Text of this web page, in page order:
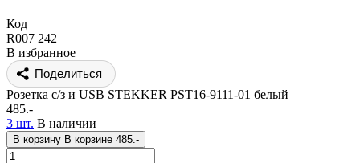
Код
R007 242
В избранное
Поделиться
Розетка с/з и USB STEKKER PST16-9111-01 белый
485.-
3 шт. В наличии
В корзину В корзине 485.-